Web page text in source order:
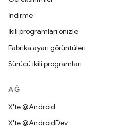
İndirme
İkili programları önizle
Fabrika ayarı görüntüleri
Sürücü ikili programları
AĞ
X'te @Android
X'te @AndroidDev